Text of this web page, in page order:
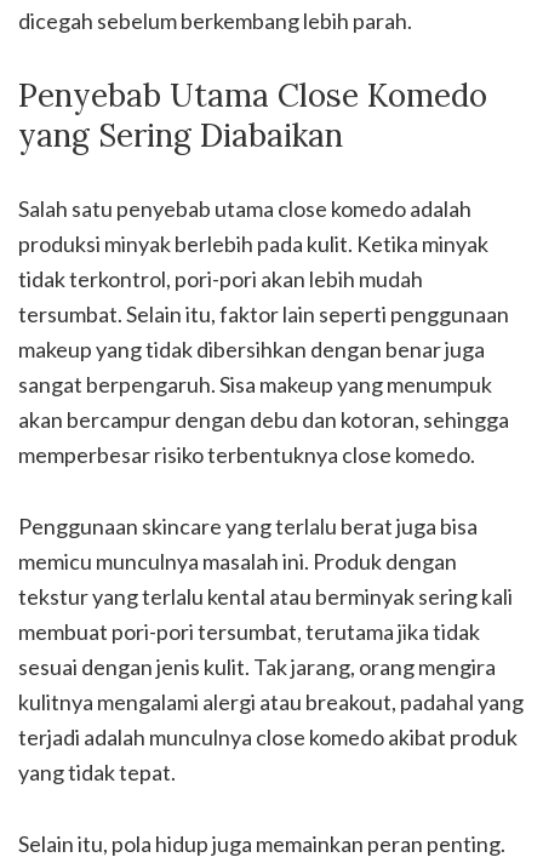
dicegah sebelum berkembang lebih parah.
Penyebab Utama Close Komedo
yang Sering Diabaikan
Salah satu penyebab utama close komedo adalah
produksi minyak berlebih pada kulit. Ketika minyak
tidak terkontrol, pori-pori akan lebih mudah
tersumbat. Selain itu, faktor lain seperti penggunaan
makeup yang tidak dibersihkan dengan benar juga
sangat berpengaruh. Sisa makeup yang menumpuk
akan bercampur dengan debu dan kotoran, sehingga
memperbesar risiko terbentuknya close komedo.
Penggunaan skincare yang terlalu berat juga bisa
memicu munculnya masalah ini. Produk dengan
tekstur yang terlalu kental atau berminyak sering kali
membuat pori-pori tersumbat, terutama jika tidak
sesuai dengan jenis kulit. Tak jarang, orang mengira
kulitnya mengalami alergi atau breakout, padahal yang
terjadi adalah munculnya close komedo akibat produk
yang tidak tepat.
Selain itu, pola hidup juga memainkan peran penting.